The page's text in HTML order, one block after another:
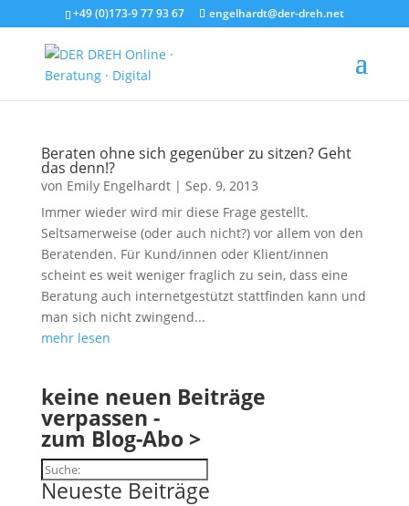
+49 (0)173-9 77 93 67 engelhardt@der-dreh.net
Beraten ohne sich gegenüber zu sitzen? Geht
das denn!?
von Emily Engelhardt| Sep. 9, 2013
Immer wieder wird mir diese Frage gestellt.
Seltsamerweise (oder auch nicht?) vor allem von den
Beratenden. Für Kund/innen oder Klient/innen
scheint es weit weniger fraglich zu sein, dass eine
Beratung auch internetgestützt stattfinden kann und
man sich nicht zwingend...
mehr lesen
keine neuen Beiträge
verpassen -
zum Blog-Abo >
Suchen
Neueste Beiträge